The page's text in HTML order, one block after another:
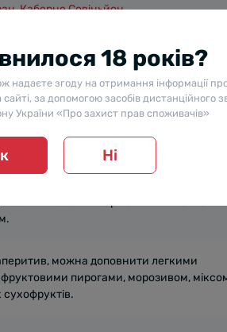
,Каберне Совіньйон
інтенсивний аромат розкривається
можна доповнити легкими
пирогами, морозивом,
18 років?
надаєте згоду на отримання інформації
за допомогою засобів дистанційного
України «Про захист прав споживачів»
Ні